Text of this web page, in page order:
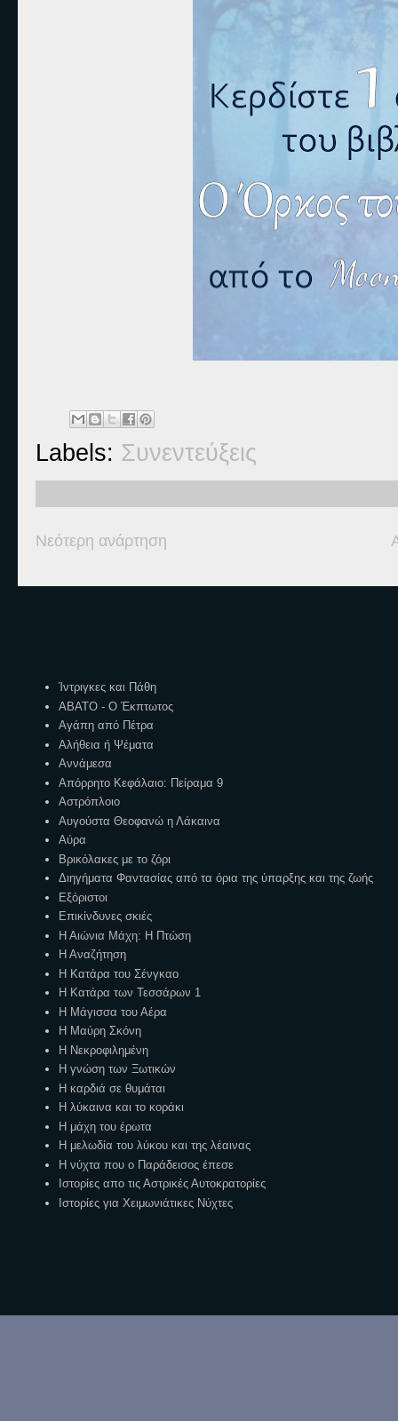
Labels: Συνεντεύξεις
Νεότερη ανάρτηση
Ίντριγκες και Πάθη
ΑΒΑΤΟ - Ο Έκπτωτος
Αγάπη από Πέτρα
Αλήθεια ή Ψέματα
Αννάμεσα
Απόρρητο Κεφάλαιο: Πείραμα 9
Αστρόπλοιο
Αυγούστα Θεοφανώ η Λάκαινα
Αύρα
Βρικόλακες με το ζόρι
Διηγήματα Φαντασίας από τα όρια της ύπαρξης και της ζωής
Εξόριστοι
Επικίνδυνες σκιές
Η Αιώνια Μάχη: Η Πτώση
Η Αναζήτηση
Η Κατάρα του Σένγκαο
Η Κατάρα των Τεσσάρων 1
Η Μάγισσα του Αέρα
Η Μαύρη Σκόνη
Η Νεκροφιλημένη
Η γνώση των Ξωτικών
Η καρδιά σε θυμάται
Η λύκαινα και το κοράκι
Η μάχη του έρωτα
Η μελωδία του λύκου και της λέαινας
Η νύχτα που ο Παράδεισος έπεσε
Ιστορίες απο τις Αστρικές Αυτοκρατορίες
Ιστορίες για Χειμωνιάτικες Νύχτες